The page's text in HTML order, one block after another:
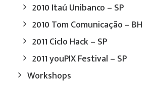
2010 Itaú Unibanco – SP
2010 Tom Comunicação – BH
2011 Ciclo Hack – SP
2011 youPIX Festival – SP
Workshops